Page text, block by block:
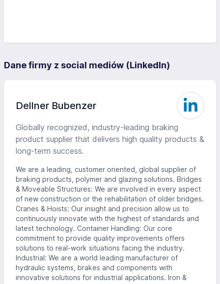
Dane firmy z social mediów (LinkedIn)
Dellner Bubenzer
Globally recognized, industry-leading braking
product supplier that delivers high quality products &
long-term success.
We are a leading, customer oriented, global supplier of
braking products, polymer and glazing solutions. Bridges
& Moveable Structures: We are involved in every aspect
of new construction or the rehabilitation of older bridges.
Cranes & Hoists: Our insight and precision allow us to
continuously innovate with the highest of standards and
latest technology. Container Handling: Our core
commitment to provide quality improvements offers
solutions to real-work situations facing the industry.
Industrial: We are a world leading manufacturer of
hydraulic systems, brakes and components with
innovative solutions for industrial applications. Iron &